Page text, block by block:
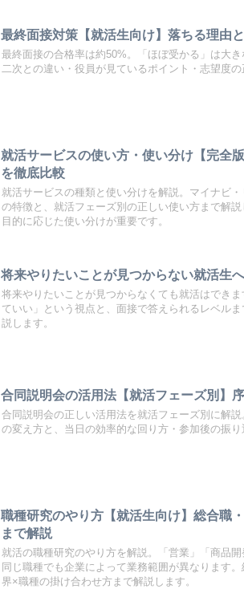
最終面接対策【就活生向け】落ちる理由
最終面接の合格率は約50%。「ほぼ受かる」は大
二次との違い・役員が見ているポイント・志望度
就活サービスの使い方・使い分け【完全
を徹底比較
就活サービスの種類と使い分けを解説。マイナビ
の特徴と、就活フェーズ別の正しい使い方まで解
目的に応じた使い分けが重要です。
将来やりたいことが見つからない就活生
将来やりたいことが見つからなくても就活はでき
ていい」という視点と、面接で答えられるレベル
説します。
合同説明会の活用法【就活フェーズ別】
合同説明会の正しい活用法を就活フェーズ別に解
の変え方と、当日の効率的な回り方・参加後の振
職種研究のやり方【就活生向け】総合職
まで解説
就活の職種研究のやり方を解説。「営業」「商品
同じ職種でも企業によって業務範囲が異なります
界×職種の掛け合わせ方まで解説します。